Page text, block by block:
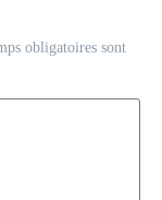
obligatoires sont